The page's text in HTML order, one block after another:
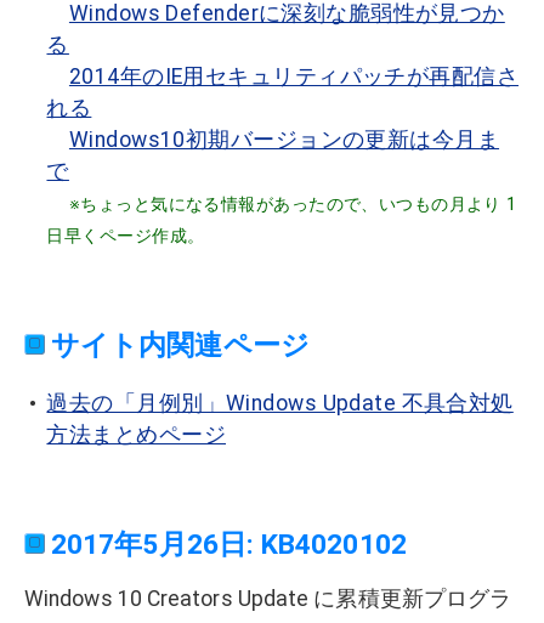
Windows Defenderに深刻な脆弱性が見つか
る
2014年のIE用セキュリティパッチが再配信さ
れる
Windows10初期バージョンの更新は今月ま
で
※ちょっと気になる情報があったので、いつもの月より 1
日早くページ作成。
サイト内関連ページ
過去の「月例別」Windows Update 不具合対処
方法まとめページ
2017年5月26日: KB4020102
Windows 10 Creators Update に累積更新プログラ